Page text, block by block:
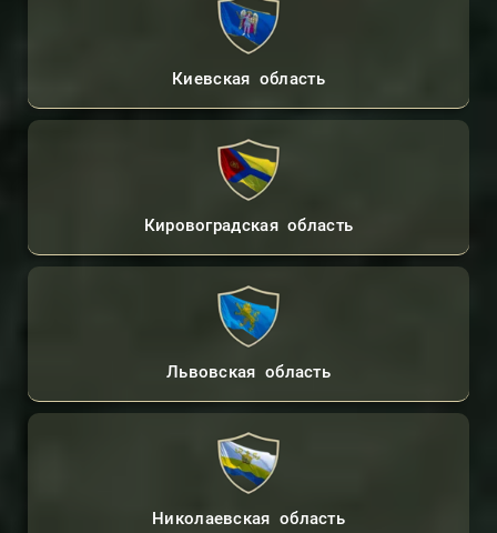
Киевская область
Кировоградская область
Львовская область
Николаевская область